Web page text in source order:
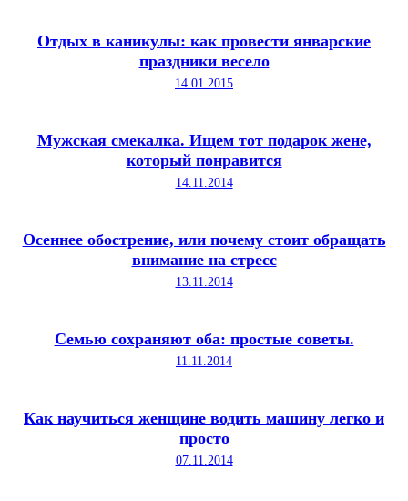
Отдых в каникулы: как провести январские
праздники весело
14.01.2015
Мужская смекалка. Ищем тот подарок жене,
который понравится
14.11.2014
Осеннее обострение, или почему стоит обращать
внимание на стресс
13.11.2014
Семью сохраняют оба: простые советы.
11.11.2014
Как научиться женщине водить машину легко и
просто
07.11.2014